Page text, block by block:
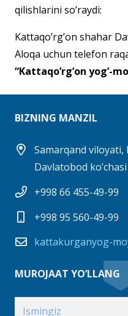
qilishlarini so’raydi:
Kattaqo’rg’on shahar
Aloqa uchun telefon
“Kattaqo’rg’on yog’-
BIZNING MANZIL
Samarqand viloyati,
Davlatobod
+998 66 455-49-99
+998 95 560-49-99
kattakurganyog-
MUROJAAT YO’LLANG